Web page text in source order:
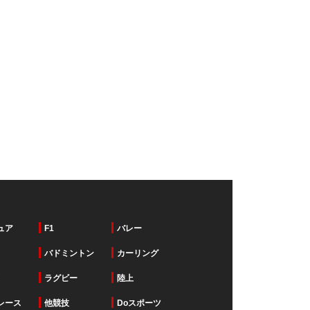
ア F1 バレー
バドミントン カーリング
ラグビー 陸上
ース 他競技 Doスポーツ